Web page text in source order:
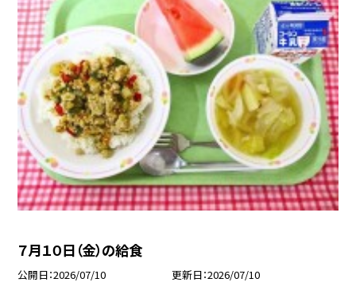
７月１０日（金）の給食
公開日 2026/07/10 更新日 2026/07/10